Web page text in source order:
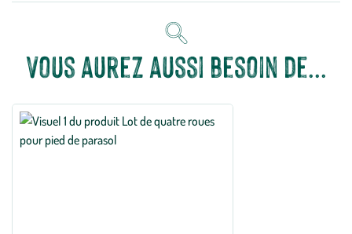
Vous aurez aussi besoin de...